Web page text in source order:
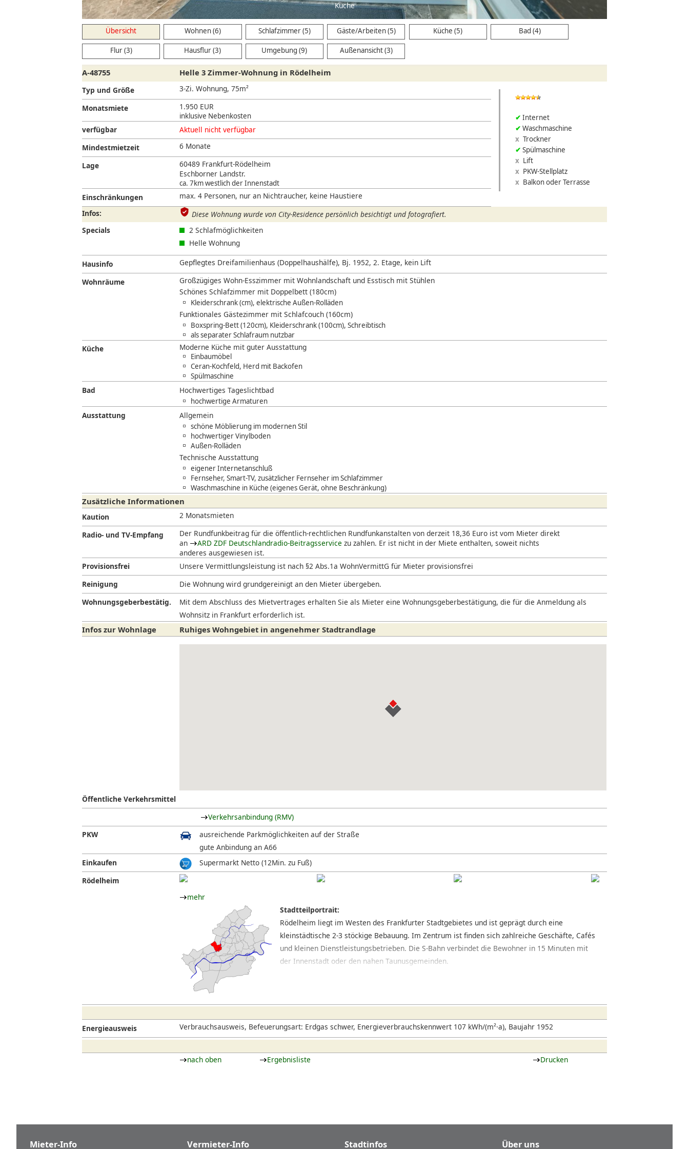
Küche
Übersicht Wohnen (6) Schlafzimmer (5) Gäste/Arbeiten (5) Küche (5) Bad (4)
Flur (3) Hausflur (3) Umgebung (9) Außenansicht (3)
A-48755 Helle 3 Zimmer-Wohnung in Rödelheim
Internet
Waschmaschine
Trockner
Spülmaschine
Lift
PKW-Stellplatz
Balkon oder Terrasse
Typ und Größe
3-Zi. Wohnung, 75m²
Monatsmiete
1.950 EUR
inklusive Nebenkosten
verfügbar
Aktuell nicht verfügbar
Mindestmietzeit
6 Monate
Lage
60489 Frankfurt-Rödelheim
Eschborner Landstr.
ca. 7km westlich der Innenstadt
Einschränkungen
max. 4 Personen, nur an Nichtraucher, keine Haustiere
Infos:
Diese Wohnung wurde von City-Residence persönlich besichtigt und fotografiert.
Specials
2 Schlafmöglichkeiten
Helle Wohnung
Hausinfo
Gepflegtes Dreifamilienhaus (Doppelhaushälfe), Bj. 1952, 2. Etage, kein Lift
Wohnräume
Großzügiges Wohn-Esszimmer mit Wohnlandschaft und Esstisch mit Stühlen
Schönes Schlafzimmer mit Doppelbett (180cm)
Kleiderschrank (cm), elektrische Außen-Rolläden
Funktionales Gästezimmer mit Schlafcouch (160cm)
Boxspring-Bett (120cm), Kleiderschrank (100cm), Schreibtisch
als separater Schlafraum nutzbar
Küche Moderne Küche mit guter Ausstattung
Einbaumöbel
Ceran-Kochfeld, Herd mit Backofen
Spülmaschine
Bad Hochwertiges Tageslichtbad
hochwertige Armaturen
Ausstattung Allgemein
schöne Möblierung im modernen Stil
hochwertiger Vinylboden
Außen-Rolläden
Technische Ausstattung
eigener Internetanschluß
Fernseher, Smart-TV, zusätzlicher Fernseher im Schlafzimmer
Waschmaschine in Küche (eigenes Gerät, ohne Beschränkung)
Zusätzliche Informationen
Kaution
2 Monatsmieten
Radio- und TV-Empfang
Der Rundfunkbeitrag für die öffentlich-rechtlichen Rundfunkanstalten von derzeit 18,36 Euro ist vom Mieter direkt
an
ARD ZDF Deutschlandradio-Beitragsservice zu zahlen. Er ist nicht in der Miete enthalten, soweit nichts
anderes ausgewiesen ist.
Provisionsfrei
Unsere Vermittlungsleistung ist nach §2 Abs.1a WohnVermittG für Mieter provisionsfrei
Reinigung
Die Wohnung wird grundgereinigt an den Mieter übergeben.
Wohnungsgeberbestätig.
Mit dem Abschluss des Mietvertrages erhalten Sie als Mieter eine Wohnungsgeberbestätigung, die für die Anmeldung als
Wohnsitz in Frankfurt erforderlich ist.
Infos zur Wohnlage Ruhiges Wohngebiet in angenehmer Stadtrandlage
Öffentliche Verkehrsmittel
Verkehrsanbindung (RMV)
PKW
ausreichende Parkmöglichkeiten auf der Straße
gute Anbindung an A66
Einkaufen
Supermarkt Netto (12Min. zu Fuß)
Rödelheim
mehr
Stadtteilportrait:
Rödelheim liegt im Westen des Frankfurter Stadtgebietes und ist geprägt durch eine
kleinstädtische 2-3 stöckige Bebauung. Im Zentrum ist finden sich zahlreiche Geschäfte, Cafés
und kleinen Dienstleistungsbetrieben. Die S-Bahn verbindet die Bewohner in 15 Minuten mit
der Innenstadt oder den nahen Taunusgemeinden.
Energieausweis Verbrauchsausweis, Befeuerungsart: Erdgas schwer, Energieverbrauchskennwert 107 kWh/(m²·a), Baujahr 1952
nach oben Ergebnisliste Drucken
Mieter-Info Vermieter-Info Stadtinfos Über uns